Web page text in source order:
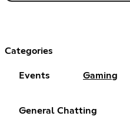
Categories
Events Gaming
General Chatting